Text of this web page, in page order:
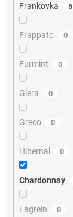
Frankovka 5
Frappato 0
Furmint 0
Glera 0
Greco 0
Hibernal 0
Chardonnay
Lagrein 0